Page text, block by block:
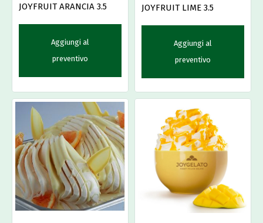
JOYFRUIT ARANCIA 3.5
Aggiungi al
preventivo
JOYFRUIT LIME 3.5
Aggiungi al
preventivo